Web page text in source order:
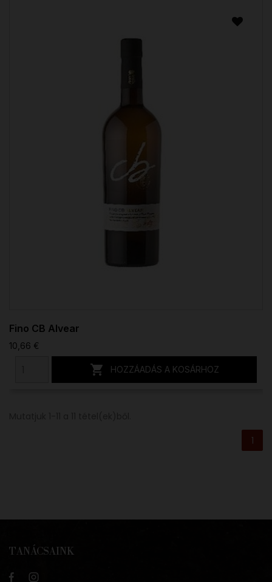
Fino CB Alvear
10,66 €
 HOZZÁADÁS A KOSÁRHOZ
1
TANÁCSAINK